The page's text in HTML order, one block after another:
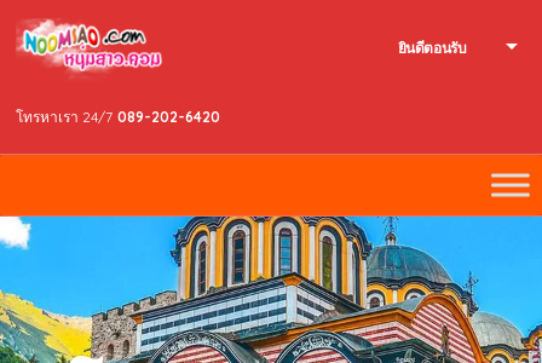
โทรหาเรา 24/7 089-202-6420
ยินดีตอนรับ